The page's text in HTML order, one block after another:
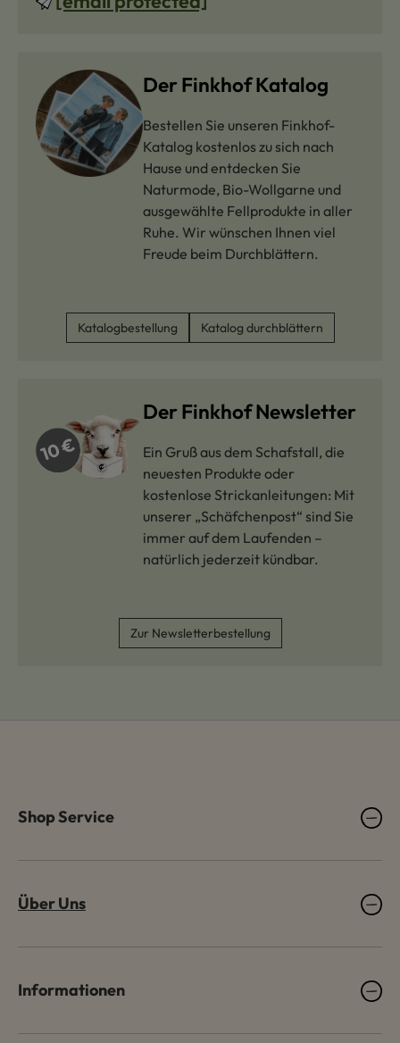
Der Finkhof Katalog
Bestellen Sie unseren Finkhof-
Katalog kostenlos zu sich nach
Hause und entdecken Sie
Naturmode, Bio-Wollgarne und
ausgewählte Fellprodukte in aller
Ruhe. Wir wünschen Ihnen viel
Freude beim Durchblättern.
Katalogbestellung Katalog durchblättern
Der Finkhof Newsletter
Ein Gruß aus dem Schafstall, die
neuesten Produkte oder
kostenlose Strickanleitungen: Mit
unserer „Schäfchenpost“ sind Sie
immer auf dem Laufenden –
natürlich jederzeit kündbar.
Zur Newsletterbestellung
Shop Service
Über Uns
Informationen